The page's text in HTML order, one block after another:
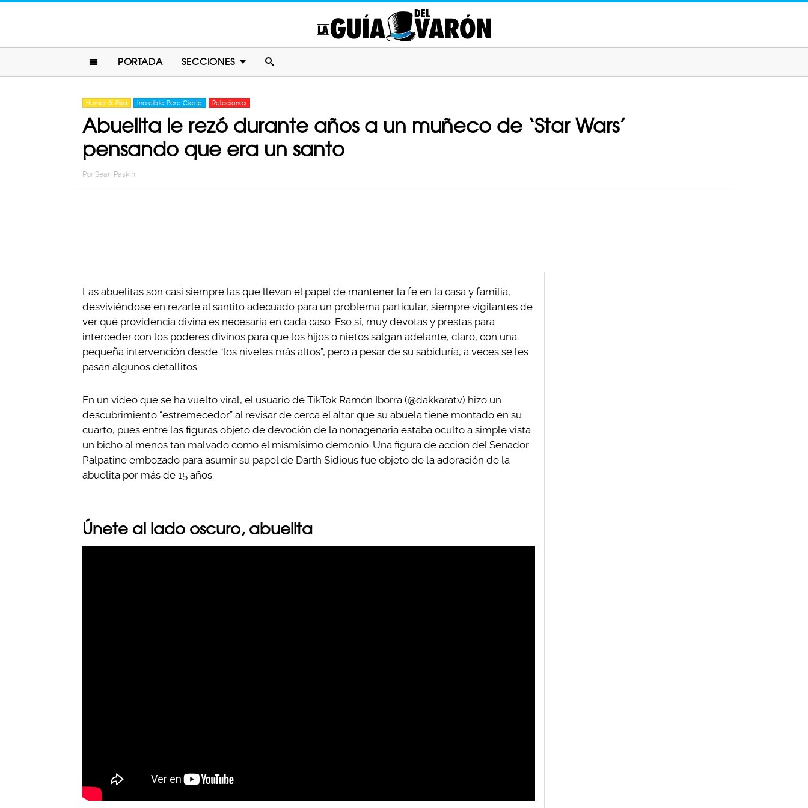
PORTADA SECCIONES
Humor & Risa Increíble Pero Cierto Relaciones
Abuelita le rezó durante años a un muñeco de ‘Star Wars’
pensando que era un santo
Por Sean Paskin
Las abuelitas son casi siempre las que llevan el papel de mantener la fe en la casa y familia,
desviviéndose en rezarle al santito adecuado para un problema particular, siempre vigilantes de
ver qué providencia divina es necesaria en cada caso. Eso sí, muy devotas y prestas para
interceder con los poderes divinos para que los hijos o nietos salgan adelante, claro, con una
pequeña intervención desde “los niveles más altos”, pero a pesar de su sabiduría, a veces se les
pasan algunos detallitos.
En un video que se ha vuelto viral, el usuario de TikTok Ramón Iborra (@dakkaratv) hizo un
descubrimiento “estremecedor” al revisar de cerca el altar que su abuela tiene montado en su
cuarto, pues entre las figuras objeto de devoción de la nonagenaria estaba oculto a simple vista
un bicho al menos tan malvado como el mismísimo demonio. Una figura de acción del Senador
Palpatine embozado para asumir su papel de Darth Sidious fue objeto de la adoración de la
abuelita por más de 15 años.
Únete al lado oscuro, abuelita